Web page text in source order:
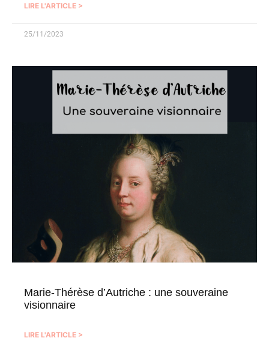
LIRE L'ARTICLE >
25/11/2023
Marie-Thérèse d’Autriche : une souveraine
visionnaire
LIRE L'ARTICLE >